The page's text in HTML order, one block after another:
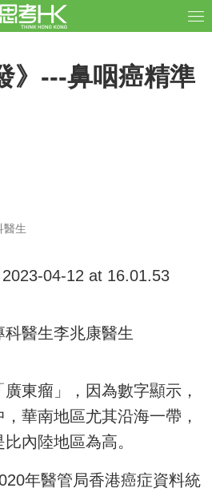
》---鼻咽癌精準
醫生
醫生李兆康醫生
東瘤」，因為數字顯示，
華南地區尤其沿海一帶，
內陸地區為高。
年醫管局香港癌症資料統